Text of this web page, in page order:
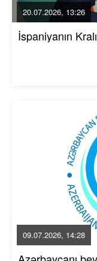
20.07.2026, 13:26
İspaniyanın
09.07.2026, 14:28